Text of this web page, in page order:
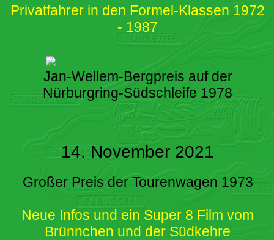
Privatfahrer in den Formel-Klassen 1972
- 1987
Jan-Wellem-Bergpreis auf der
Nürburgring-Südschleife 1978
14. November 2021
Großer Preis der Tourenwagen 1973
Neue Infos und ein Super 8 Film vom
Brünnchen und der Südkehre